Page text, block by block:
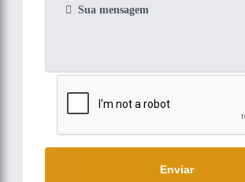
Enviar